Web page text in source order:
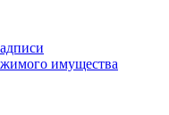
имущества